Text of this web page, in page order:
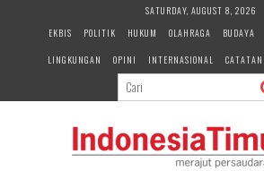
SATURDAY, AUGUST 8, 2026
EKBIS
POLITIK HUKUM OLAHRAGA BUDAYA
LINGKUNGAN
OPINI INTERNASIONAL